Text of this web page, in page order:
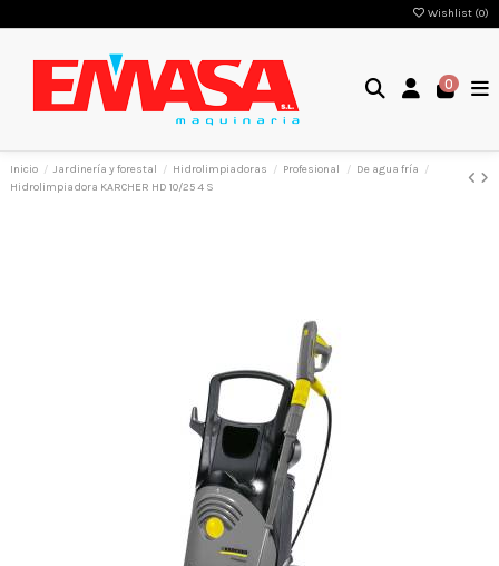
Wishlist (0)
0
Inicio Jardinería y forestal Hidrolimpiadoras Profesional
De agua fría
Hidrolimpiadora KARCHER HD 10/25 4 S